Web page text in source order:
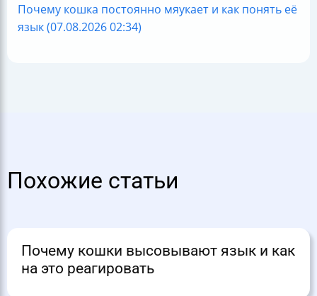
Почему кошка постоянно мяукает и как понять её
язык (07.08.2026 02:34)
Похожие статьи
Почему кошки высовывают язык и как
на это реагировать